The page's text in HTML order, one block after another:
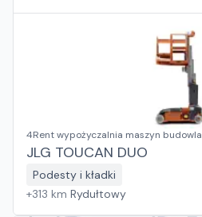
4Rent wypożyczalnia maszyn
JLG TOUCAN DUO
Podesty i kładki
+313 km Rydułtowy